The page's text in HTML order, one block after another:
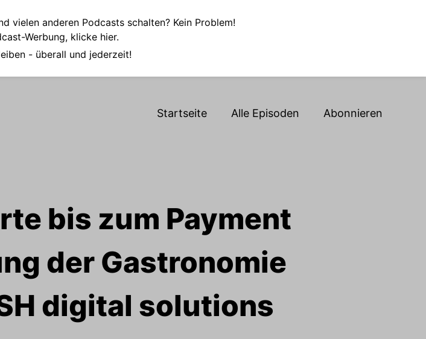
vielen anderen Podcasts schalten? Kein Problem!
Werbung, klicke hier.
- überall und jederzeit!
Startseite Alle Episoden Abonnieren
bis zum Payment
der Gastronomie
digital solutions